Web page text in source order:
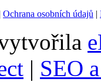
Ochrana osobních údajů |
| SEO